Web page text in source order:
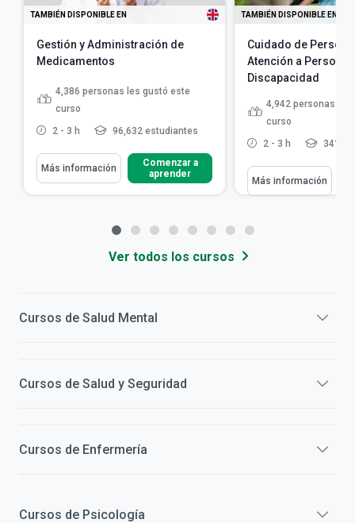
TAMBIÉN DISPONIBLE EN
Gestión y Administración de
Medicamentos
4,386 personas les gustó este
curso
2 - 3 h
96,632 estudiantes
Más información
Comenzar a
aprender
TAMBIÉN DISPONIBLE EN
Cuidado de
Atención a
Discapacidad
4,942 personas les
curso
2 - 3 h
Más información
Ver todos los cursos
Cursos de Salud Mental
Cursos de Salud y Seguridad
Cursos de Enfermería
Cursos de Psicología